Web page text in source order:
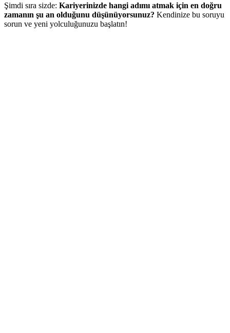
Şimdi sıra sizde: Kariyerinizde hangi adımı atmak için en doğru
zamanın şu an olduğunu düşünüyorsunuz? Kendinize bu soruyu
sorun ve yeni yolculuğunuzu başlatın!